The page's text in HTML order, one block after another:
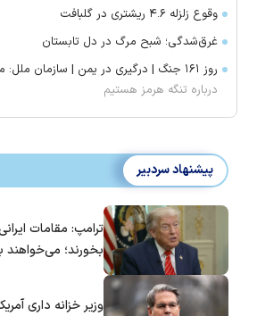
وقوع زلزله ۴.۶ ریشتری در گلبافت
غرق‌شدگی؛ شبح مرگ در دل تابستان
روز ۱۶۱ جنگ | درگیری در یمن | سازمان
درباره تنگه هرمز هستیم
پیشنهاد سردبیر
ترامپ: مقامات
بخورند؛ می‌خواهند
وزیر خزانه داری